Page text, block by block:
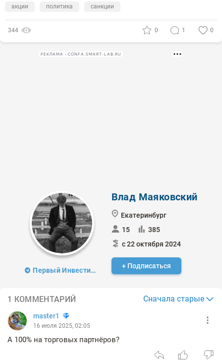
акции политика санкции
344 0 1 0
РЕКЛАМА • CONFA.SMART-LAB.RU
Первый Инвестиционный
Влад Маяковский
Екатеринбург
15
385
с 22 октября 2024
+ Подписаться
1 КОММЕНТАРИЙ Сначала старые
master1
16 июля 2025, 02:05
А 100% на торговых партнёров?